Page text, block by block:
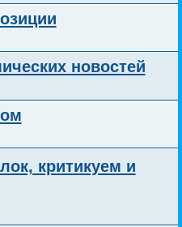
новостей
критикуем и